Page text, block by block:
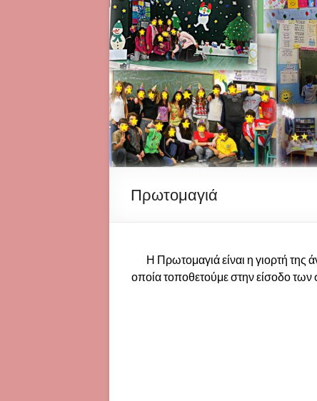
Πρωτομαγιά
Η Πρωτομαγιά είναι η γιορτή της
οποία τοποθετούμε στην είσοδο των